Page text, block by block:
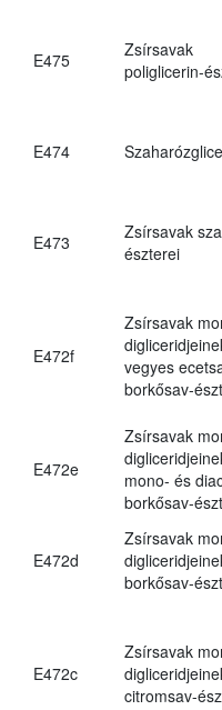
E475
Zsírsavak
poliglicerin-
E474
E473
Zsírsavak
észterei
E472f
Zsírsavak
vegyes
borkősav-
E472e
Zsírsavak
mono- és
borkősav-
E472d
Zsírsavak
borkősav-
E472c
Zsírsavak
citromsav-